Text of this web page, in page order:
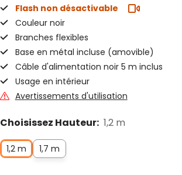
Flash non désactivable
Couleur noir
Branches flexibles
Base en métal incluse (amovible)
Câble d'alimentation noir 5 m inclus
Usage en intérieur
Avertissements d'utilisation
Choisissez Hauteur: 1,2 m
1,2 m 1,7 m